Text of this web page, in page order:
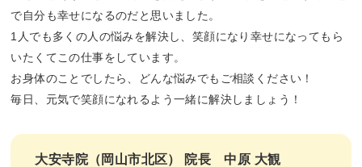
で自分も幸せになるのだと思いました。
1人でも多くの人の悩みを解決し、笑顔になり幸せになってもら
いたくてこの仕事をしています。
お身体のことでしたら、どんな悩みでもご相談ください！
毎日、元気で笑顔になれるよう一緒に解決しましょう！
大安寺院（岡山市北区） 院長 中原 大観